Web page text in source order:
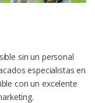
sin un personal
especialistas en
con un excelente